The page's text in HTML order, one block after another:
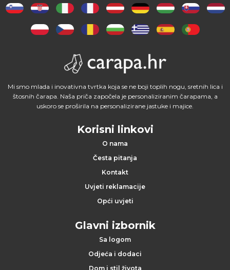
Mi smo mlada i inovativna tvrtka koja se ne boji toplih nogu, sretnih lica i
štosnih čarapa. Naša priča započela je personaliziranim čarapama, a
uskoro se proširila na personalizirane jastuke i majice.
Korisni linkovi
O nama
Česta pitanja
Kontakt
Uvjeti reklamacije
Opći uvjeti
Glavni izbornik
Sa logom
Odjeća i dodaci
Dom i stil života